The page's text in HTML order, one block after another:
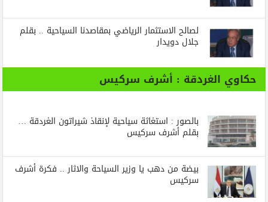
لصالح الاستثمار الرياضي بمقاصدنا السياحية .. بقلم
جلال دويدار
حكاوي الغردقة : أشرف سركيس
بالصور : استغاثة سياحية لإنقاذ شيراتون الغردقة …
بقلم أشرف سركيس
بيضة من دهب يا وزير السياحة والاثار .. فكرة أشرف
سركيس